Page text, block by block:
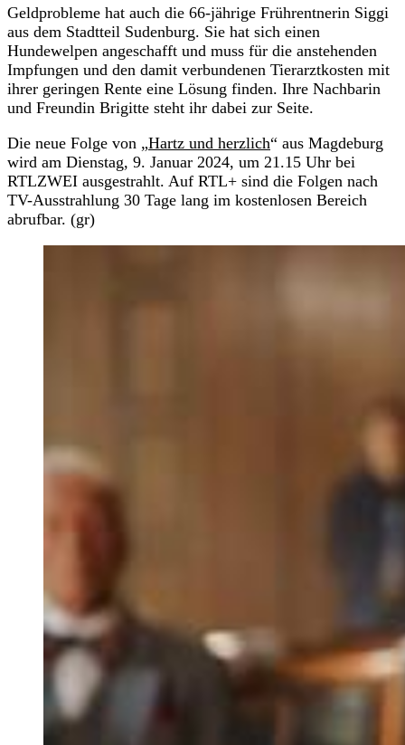
Geldprobleme hat auch die 66-jährige Frührentnerin Siggi
aus dem Stadtteil Sudenburg. Sie hat sich einen
Hundewelpen angeschafft und muss für die anstehenden
Impfungen und den damit verbundenen Tierarztkosten mit
ihrer geringen Rente eine Lösung finden. Ihre Nachbarin
und Freundin Brigitte steht ihr dabei zur Seite.
Die neue Folge von „Hartz und herzlich“ aus Magdeburg
wird am Dienstag, 9. Januar 2024, um 21.15 Uhr bei
RTLZWEI ausgestrahlt. Auf RTL+ sind die Folgen nach
TV-Ausstrahlung 30 Tage lang im kostenlosen Bereich
abrufbar. (gr)